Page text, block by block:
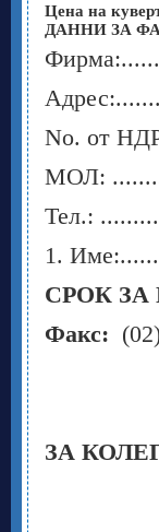
Цена на
ДАННИ ЗА
No. от
МОЛ:
Тел.:
1.
СРОК ЗА
Факс:
ЗА